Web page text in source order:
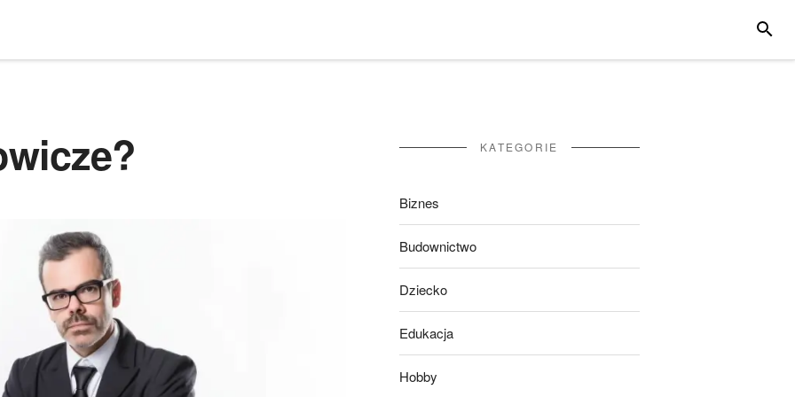
KATEGORIE
Biznes
Budownictwo
Dziecko
Edukacja
Hobby